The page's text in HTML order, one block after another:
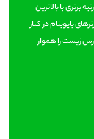
برتری با بالاترین
بایوبنام در کنار
زیست را هموار